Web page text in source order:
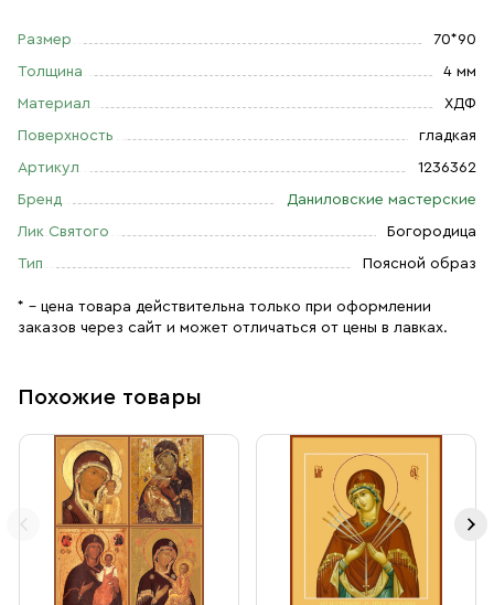
Размер 70*90
Толщина 4 мм
Материал ХДФ
Поверхность гладкая
Артикул 1236362
Бренд Даниловские мастерские
Лик Святого Богородица
Тип Поясной образ
* – цена товара действительна только при оформлении
заказов через сайт и может отличаться от цены в лавках.
Похожие товары